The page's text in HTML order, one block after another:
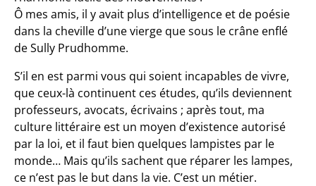
Ô mes amis, il y avait plus d’intelligence et de poésie
dans la cheville d’une vierge que sous le crâne enflé
de Sully Prudhomme.
S’il en est parmi vous qui soient incapables de vivre,
que ceux-là continuent ces études, qu’ils deviennent
professeurs, avocats, écrivains ; après tout, ma
culture littéraire est un moyen d’existence autorisé
par la loi, et il faut bien quelques lampistes par le
monde… Mais qu’ils sachent que réparer les lampes,
ce n’est pas le but dans la vie. C’est un métier.